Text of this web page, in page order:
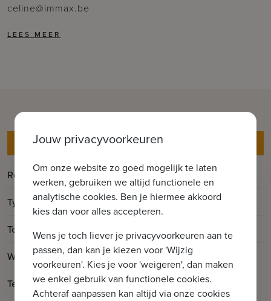
celine@immax.be
Gegevens
Referentie WONING 0.2
Type Huis
Totale oppervlakte 342m
Woonoppervlakte 183.5m 2
Terrasoppervlakte 11m2
Jouw privacyvoorkeuren
Om onze website zo goed mogelijk te laten
werken, gebruiken we altijd functionele en
analytische cookies. Ben je hiermee akkoord
kies dan voor alles accepteren.
Wens je toch liever je privacyvoorkeuren aan te
passen, dan kan je kiezen voor 'Wijzig
voorkeuren'. Kies je voor 'weigeren', dan maken
we enkel gebruik van functionele cookies.
Achteraf aanpassen kan altijd via onze cookies